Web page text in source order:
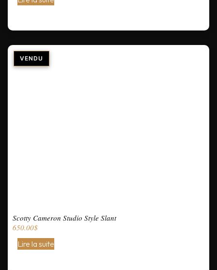
Scotty Cameron Studio Style Slant
650.00$
Lire la suite